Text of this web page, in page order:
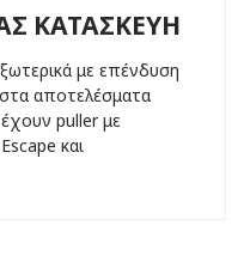
ΚΑΤΑΣΚΕΥΉ
με επένδυση
αποτελέσματα
puller με
και